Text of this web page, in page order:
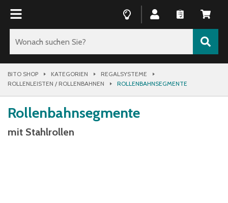
BITO SHOP KATEGORIEN
REGALSYSTEME
ROLLENLEISTEN / ROLLENBAHNEN
ROLLENBAHNSEGMENTE
Rollenbahnsegmente
mit Stahlrollen